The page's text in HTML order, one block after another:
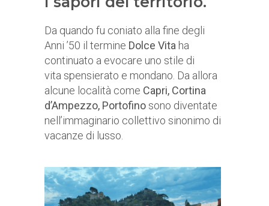
Da quando fu coniato alla fine degli
Anni ’50 il termine Dolce Vita ha
continuato a evocare uno stile di
vita spensierato e mondano. Da allora
alcune località come Capri, Cortina
d’Ampezzo, Portofino sono diventate
nell’immaginario collettivo sinonimo di
vacanze di lusso.